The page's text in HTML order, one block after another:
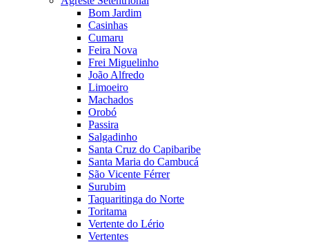
Bom Jardim
Casinhas
Cumaru
Feira Nova
Frei Miguelinho
João Alfredo
Limoeiro
Machados
Orobó
Passira
Salgadinho
Santa Cruz do Capibaribe
Santa Maria do Cambucá
São Vicente Férrer
Surubim
Taquaritinga do Norte
Toritama
Vertente do Lério
Vertentes